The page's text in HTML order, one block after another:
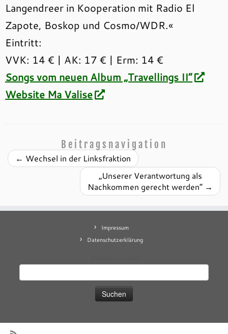
Langendreer in Kooperation mit Radio El
Zapote, Boskop und Cosmo/WDR.«
Eintritt:
VVK: 14 € | AK: 17 € | Erm: 14 €
Songs vom neuen Album „Travellings II“
Website Ma Valise
Beitragsnavigation
← Wechsel in der Linksfraktion
„Unserer Verantwortung als
Nachkommen gerecht werden“ →
Impressum
Datenschutzerklärung